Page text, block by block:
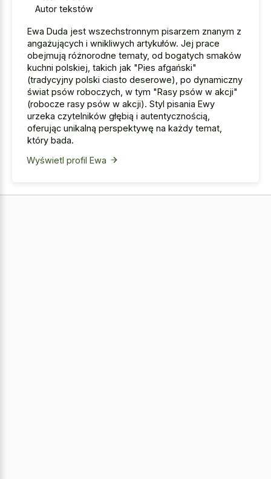
Autor tekstów
Ewa Duda jest wszechstronnym pisarzem znanym z
angażujących i wnikliwych artykułów. Jej prace
obejmują różnorodne tematy, od bogatych smaków
kuchni polskiej, takich jak "Pies afgański"
(tradycyjny polski ciasto deserowe), po dynamiczny
świat psów roboczych, w tym "Rasy psów w akcji"
(robocze rasy psów w akcji). Styl pisania Ewy
urzeka czytelników głębią i autentycznością,
oferując unikalną perspektywę na każdy temat,
który bada.
Wyświetl profil Ewa